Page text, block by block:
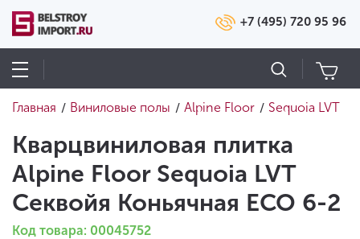
+7 (495) 720 95 96
Главная / Виниловые полы / Alpine Floor / Sequoia LVT
Кварцвиниловая плитка
Alpine Floor Sequoia LVT
Секвойя Коньячная ECO 6-2
Код товара: 00045752